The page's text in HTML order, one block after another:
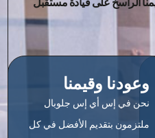
وعودنا وقيمنا
نحن في إس أي إس جلوبال
ملتزمون بتقديم الأفضل في كل